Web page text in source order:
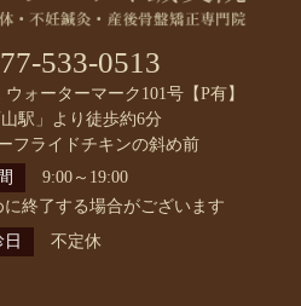
533-0513
ォーターマーク101号【P有】
駅」より徒歩約6分
フライドチキンの斜め前
9:00～19:00
終了する場合がございます
不定休